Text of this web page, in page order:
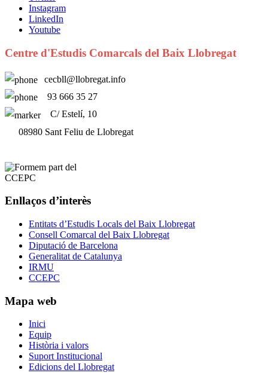
Instagram
LinkedIn
Youtube
Centre d'Estudis Comarcals del Baix Llobregat
cecbll@llobregat.info
93 666 35 27
C/ Estelí, 10
08980 Sant Feliu de Llobregat
Enllaços d’interès
Entitats d’Estudis Locals del Baix Llobregat
Consell Comarcal del Baix Llobregat
Diputació de Barcelona
Generalitat de Catalunya
IRMU
CCEPC
Mapa web
Inici
Equip
Història i valors
Suport Institucional
Edicions del Llobregat